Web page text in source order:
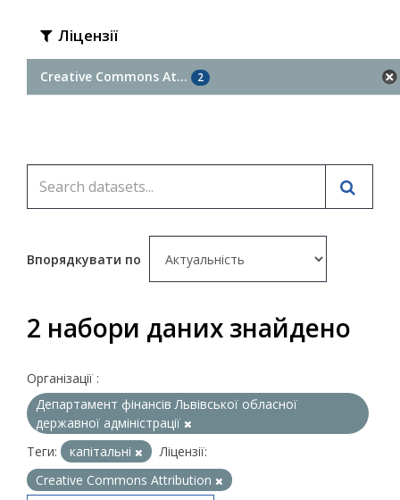
Ліцензії
Creative Commons At... 2
Впорядкувати по
2 набори даних знайдено
Організації :
Департамент фінансів Львівської обласної
державної адміністрації
Теги:
капітальні
Ліцензії:
Creative Commons Attribution